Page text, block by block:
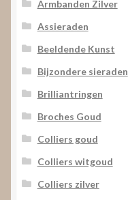
Armbanden Zilver
Assieraden
Beeldende Kunst
Bijzondere sieraden
Brilliantringen
Broches Goud
Colliers goud
Colliers witgoud
Colliers zilver